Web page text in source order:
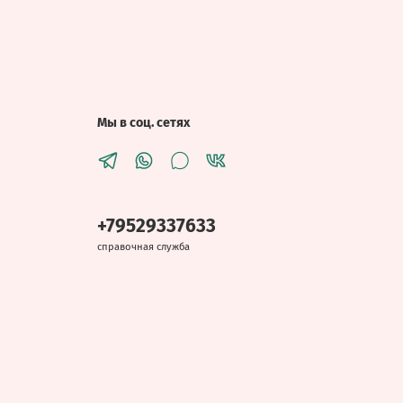
Мы в соц. сетях
+79529337633
справочная служба